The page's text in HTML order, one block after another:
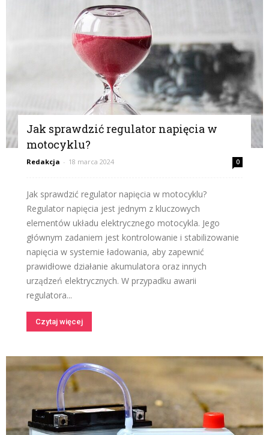
Jak sprawdzić regulator napięcia w
motocyklu?
Redakcja - 18 marca 2024 0
Jak sprawdzić regulator napięcia w motocyklu?
Regulator napięcia jest jednym z kluczowych
elementów układu elektrycznego motocykla. Jego
głównym zadaniem jest kontrolowanie i stabilizowanie
napięcia w systemie ładowania, aby zapewnić
prawidłowe działanie akumulatora oraz innych
urządzeń elektrycznych. W przypadku awarii
regulatora...
Czytaj więcej